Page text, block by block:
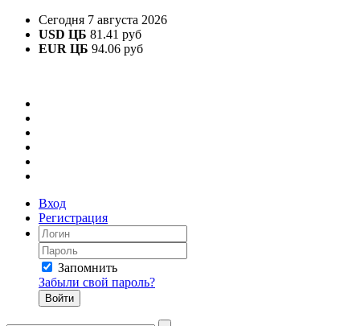
Сегодня 7 августа 2026
USD ЦБ 81.41 руб
EUR ЦБ 94.06 руб
Вход
Регистрация
Запомнить
Забыли свой пароль?